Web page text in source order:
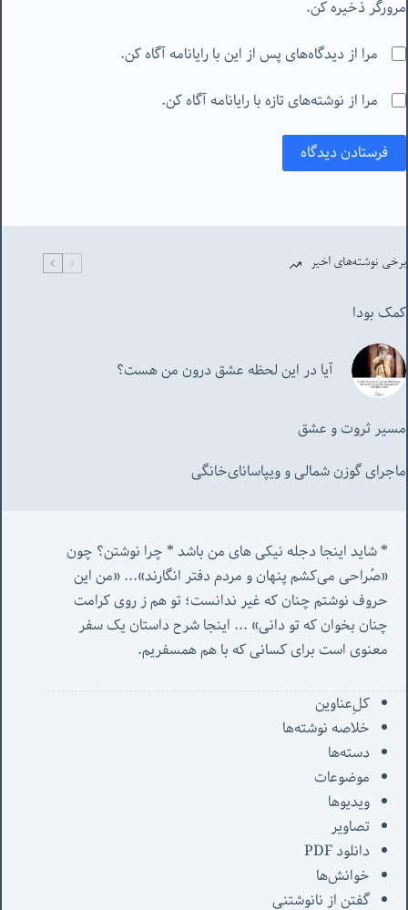
مرورگر ذخیره کن.
مرا از دیدگاه‌های پس از این با رایانامه آگاه کن.
مرا از نوشته‌های تازه با رایانامه آگاه کن.
فرستادن دیدگاه
برخی نوشته‌های اخیر
کمک بودا
آیا در این لحظه عشق درون من هست؟
مسیر ثروت و عشق
ماجرای گوزن شمالی و‌ ویپاسانای‌خانگی
«صُراحی می‌کشم پنهان‌ و مردم‌ دفتر انگارند»... «
چنان بخوان که تو دانی» ...
معنوی است برای کسانی که با هم همسفریم.
کل‌ِعناوین
خلاصه نوشته‌ها
دسته‌ها
موضوعات
ویدیوها
تصاویر
دانلود PDF
خوانش‌ها
گفتن از نانوشتنی